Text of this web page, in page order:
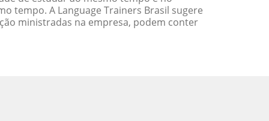
tempo. A Language Trainers Brasil sugere
ministradas na empresa, podem conter